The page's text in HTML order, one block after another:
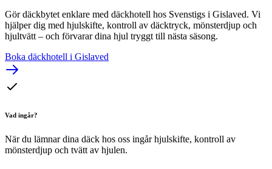
Gör däckbytet enklare med däckhotell hos Svenstigs i Gislaved. Vi
hjälper dig med hjulskifte, kontroll av däcktryck, mönsterdjup och
hjultvätt – och förvarar dina hjul tryggt till nästa säsong.
Boka däckhotell i Gislaved
Vad ingår?
När du lämnar dina däck hos oss ingår hjulskifte, kontroll av
mönsterdjup och tvätt av hjulen.